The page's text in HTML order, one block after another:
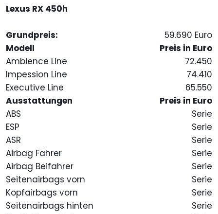
Lexus RX 450h
Grundpreis:
59.690 Euro
Modell
Preis in Euro
Ambience Line
72.450
Impession Line
74.410
Executive Line
65.550
Ausstattungen
Preis in Euro
ABS
Serie
ESP
Serie
ASR
Serie
Airbag Fahrer
Serie
Airbag Beifahrer
Serie
Seitenairbags vorn
Serie
Kopfairbags vorn
Serie
Seitenairbags hinten
Serie